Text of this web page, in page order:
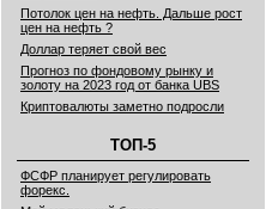
Потолок цен на нефть. Дальше рост
цен на нефть ?
Доллар теряет свой вес
Прогноз по фондовому рынку и
золоту на 2023 год от банка UBS
Криптовалюты заметно подросли
ТОП-5
ФСФР планирует регулировать
форекс.